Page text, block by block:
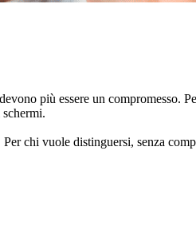
più essere un compromesso.
chi vuole distinguersi, senza